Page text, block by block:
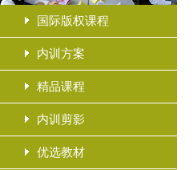
国际版权课程
内训方案
精品课程
内训剪影
优选教材